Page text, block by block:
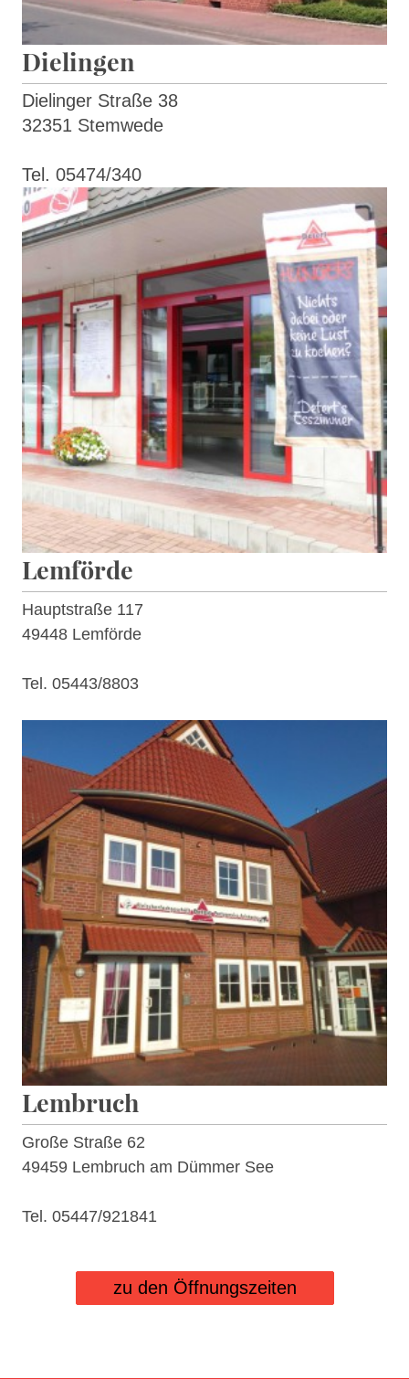
Dielingen
Dielinger Straße 38
32351 Stemwede
Tel. 05474/340
Lemförde
Hauptstraße 117
49448 Lemförde
Tel. 05443/8803
Lembruch
Große Straße 62
49459 Lembruch am Dümmer See
Tel. 05447/921841
zu den Öffnungszeiten